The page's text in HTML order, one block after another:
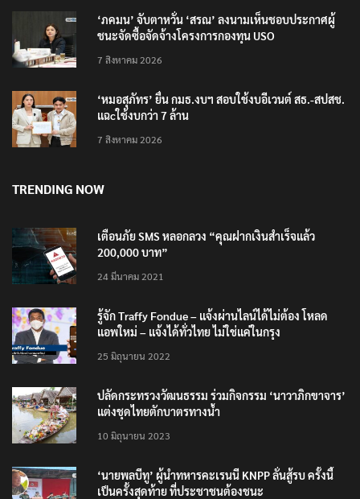
‘ภคมน’ จับตาหวั่น ‘สรณ’ ลงนามเห็นชอบประกาศผู้
ชนะจัดซื้อจัดจ้างโครงการกองทุน USO
7 สิงหาคม 2026
‘หมอสุภัทร’ ยื่น กมธ.งบฯ สอบใช้งบอีเวนต์ สธ.-สปสช.
แฉcใช้งบกว่า 7 ล้าน
7 สิงหาคม 2026
TRENDING NOW
เตือนภัย SMS หลอกลวง “คุณฝากเงินสำเร็จแล้ว
200,000 บาท”
24 มีนาคม 2021
รู้จัก Traffy Fondue – แจ้งผ่านไลน์ได้ไม่ต้อง โหลด
แอพใหม่ – แจ้งได้ทั่วไทย ไม่ใช่แค่ในกรุง
25 มิถุนายน 2022
ปลัดกระทรวงวัฒนธรรม ร่วมกิจกรรม ‘นาวาภิกขาจาร’
แต่งชุดไทยตักบาตรทางน้ำ
10 มิถุนายน 2023
‘นายพลบีทู’ ผู้นำทหารคะเรนนี KNPP ลั่นสู้รบ ครั้งนี้
เป็นครั้งสุดท้าย ที่ประชาชนต้องชนะ